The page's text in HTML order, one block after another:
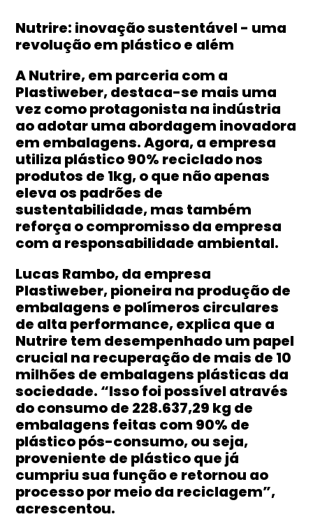
Nutrire: inovação sustentável - uma
revolução em plástico e além
A Nutrire, em parceria com a
Plastiweber, destaca-se mais uma
vez como protagonista na indústria
ao adotar uma abordagem inovadora
em embalagens. Agora, a empresa
utiliza plástico 90% reciclado nos
produtos de 1kg, o que não apenas
eleva os padrões de
sustentabilidade, mas também
reforça o compromisso da empresa
com a responsabilidade ambiental.
Lucas Rambo, da empresa
Plastiweber, pioneira na produção de
embalagens e polímeros circulares
de alta performance, explica que a
Nutrire tem desempenhado um papel
crucial na recuperação de mais de 10
milhões de embalagens plásticas da
sociedade. “Isso foi possível através
do consumo de 228.637,29 kg de
embalagens feitas com 90% de
plástico pós-consumo, ou seja,
proveniente de plástico que já
cumpriu sua função e retornou ao
processo por meio da reciclagem”,
acrescentou.